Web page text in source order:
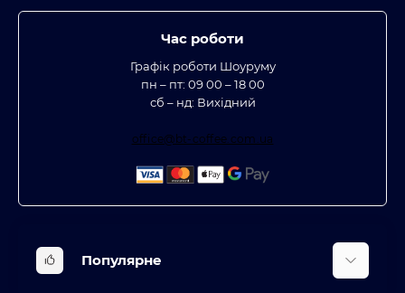
Час роботи
Графік роботи Шоуруму
пн – пт: 09 00 – 18 00
сб – нд: Вихідний
office@bt-coffee.com.ua
Популярне